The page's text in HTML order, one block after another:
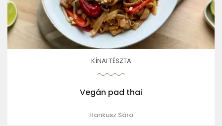
KÍNAI TÉSZTA
Vegán pad thai
Hankusz Sára